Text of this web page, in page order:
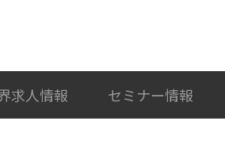
求人情報 セミナー情報